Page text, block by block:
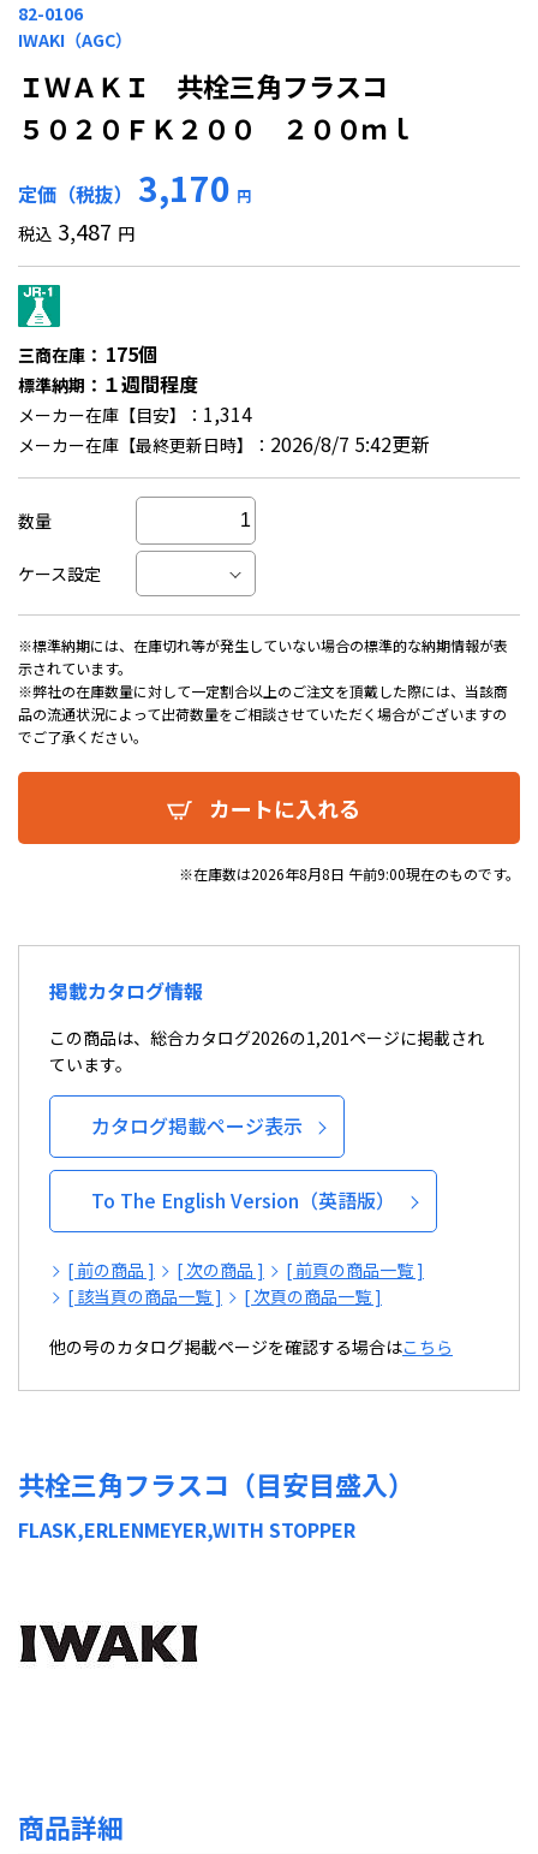
82-0106
IWAKI（AGC）
ＩＷＡＫＩ 共栓三角フラスコ
５０２０ＦＫ２００ ２００ｍｌ
定価（税抜） 3,170 円
税込 3,487 円
三商在庫： 175個
標準納期： １週間程度
メーカー在庫【目安】： 1,314
メーカー在庫【最終更新日時】： 2026/8/7 5:42更新
数量
ケース設定
※標準納期には、在庫切れ等が発生していない場合の標準的な納期情報が表
示されています。
※弊社の在庫数量に対して一定割合以上のご注文を頂戴した際には、当該商
品の流通状況によって出荷数量をご相談させていただく場合がございますの
でご了承ください。
カートに入れる
※在庫数は2026年8月8日 午前9:00現在のものです。
掲載カタログ情報
この商品は、総合カタログ2026の1,201ページに掲載され
ています。
カタログ掲載ページ表示
To The English Version（英語版）
[ 前の商品 ] [ 次の商品 ]
[ 前頁の商品一覧 ]
[ 該当頁の商品一覧 ]
[ 次頁の商品一覧 ]
他の号のカタログ掲載ページを確認する場合はこちら
共栓三角フラスコ（目安目盛入）
FLASK,ERLENMEYER,WITH STOPPER
商品詳細